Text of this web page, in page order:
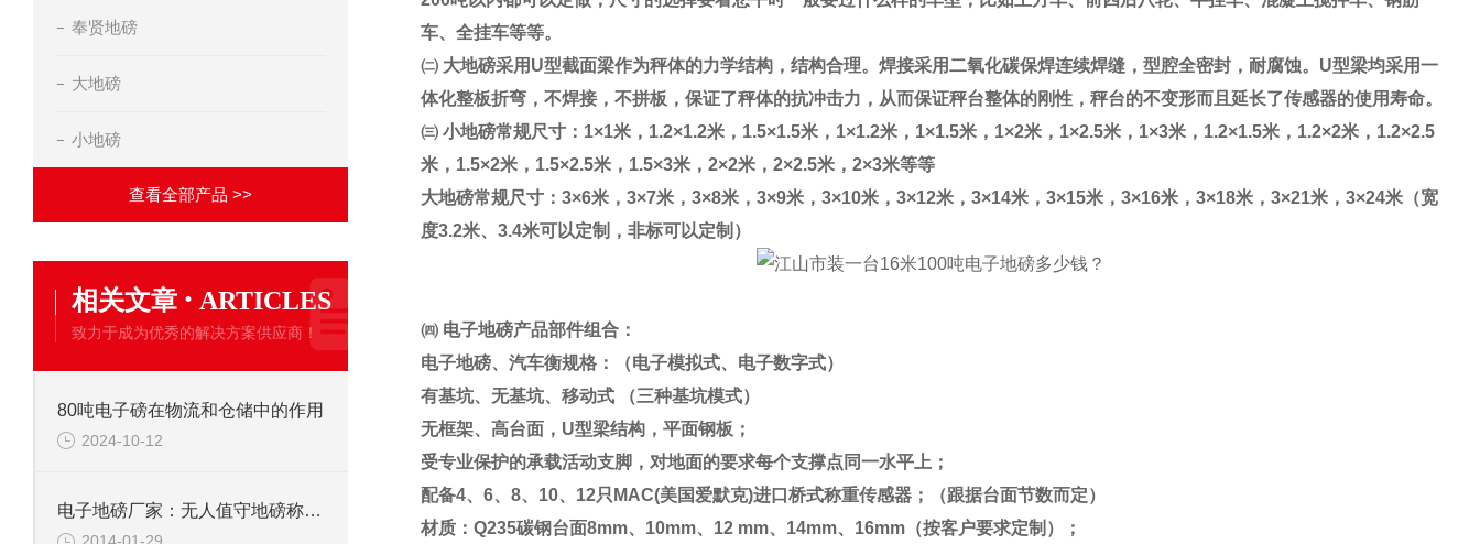
奉贤地磅
大地磅
小地磅
查看全部产品 >>
相关文章 · ARTICLES
致力于成为优秀的解决方案供应商！
80吨电子磅在物流和仓储中的作用
2024-10-12
电子地磅厂家：无人值守地磅称重效率
车、全挂车等等。
㈡ 大地磅采用 U型截面梁作为秤体的力学结构，结构合理。焊接采用二氧化碳保焊连续焊缝，型腔全密封，耐腐蚀。 U型梁均采用一
体化整板折弯，不焊接，不拼板，保证了秤体的抗冲击力，从而保证秤台整体的刚性，秤台的不变形而且延长了传感器的使用寿命。
㈢ 小地磅常规尺寸： 1×1米， 1.2×1.2米， 1.5×1.5米， 1×1.2米， 1×1.5米， 1×2米， 1×2.5米， 1×3米， 1.2×1.5米， 1.2×2米， 1.2×2.5
米， 1.5×2米， 1.5×2.5米， 1.5×3米， 2×2米， 2×2.5米， 2×3米等等
大地磅常规尺寸： 3×6米， 3×7米， 3×8米， 3×9米， 3×10米， 3×12米， 3×14米， 3×15米， 3×16米， 3×18米， 3×21米， 3×24米（宽
度3.2米、 3.4米可以定制，非标可以定制）
㈣ 电子地磅产品部件组合：
电子地磅、汽车衡规格：（电子模拟式、电子数字式）
有基坑、无基坑、移动式
（三种基坑模式）
无框架、高台面， U型梁结构，平面钢板；
受专业保护的承载活动支脚，对地面的要求每个支撑点同一水平上；
配备4、 6、 8、 10、 12只 MAC(美国爱默克)进口桥式称重传感器；（跟据台面节数而定）
材质： Q235碳钢台面8mm、 10mm、 12 mm、 14mm、 16mm（按客户要求定制）；